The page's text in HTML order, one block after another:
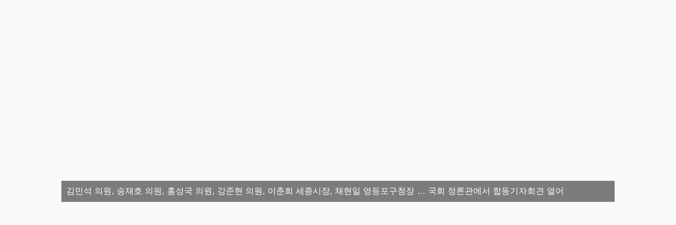
김민석 의원, 송재호 의원, 홍성국 의원, 강준현 의원, 이춘희 세종시장, 채현일 영등포구청장 … 국회 정론관에서 합동기자회견 열어